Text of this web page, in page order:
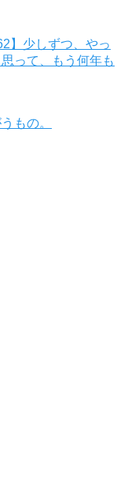
】少しずつ、やっ
って、もう何年も
もの。